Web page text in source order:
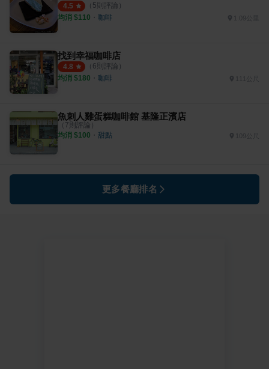
4.5 （ 5則評論）
均消 $110 ・ 咖啡
找到幸福咖啡店
4.8 （ 6則評論）
均消 $180 ・ 咖啡
魚刺人雞蛋糕咖啡館 基隆正濱店
（ 7則評論）
均消 $100 ・ 甜點
更多餐廳排名